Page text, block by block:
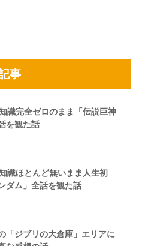
事
識完全ゼロのまま「伝説巨神
を観た話
識ほとんど無いまま人生初
ダム」全話を観た話
「ジブリの大倉庫」エリアに